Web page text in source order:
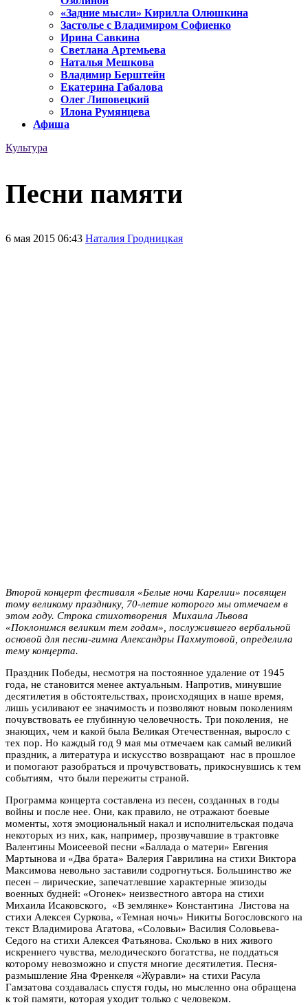
«Задние мысли» Кирилла Олюшкина
Застолье с Владимиром Софиенко
Ирина Савкина
Светлана Артемьева
Наталья Мешкова
Владимир Берштейн
Екатерина Габалова
Олег Липовецкий
Илона Румянцева
Афиша
Культура
Песни памяти
6 мая 2015 06:43 Наталия Гродницкая
Второй концерт фестиваля «Белые ночи Карелии» посвящен
тому великому празднику, 70-летие которого мы отмечаем в
этом году. Строка стихотворения Михаила Львова
«Поклонимся великим тем годам», послужившего вербальной
основой для песни-гимна Александры Пахмутовой, определила
тему концерта.
Праздник Победы, несмотря на постоянное удаление от 1945
года, не становится менее актуальным. Напротив, минувшие
десятилетия в обстоятельствах, происходящих в наше время,
лишь усиливают ее значимость и позволяют новым поколениям
почувствовать ее глубинную человечность. Три поколения, не
знающих, чем и какой была Великая Отечественная, выросло с
тех пор. Но каждый год 9 мая мы отмечаем как самый великий
праздник, а литература и искусство возвращают нас в прошлое
и помогают разобраться и прочувствовать, прикоснувшись к тем
событиям, что были пережиты страной.
Программа концерта составлена из песен, созданных в годы
войны и после нее. Они, как правило, не отражают боевые
моменты, хотя эмоциональный накал и исполнительская подача
некоторых из них, как, например, прозвучавшие в трактовке
Валентины Моисеевой песни «Баллада о матери» Евгения
Мартынова и «Два брата» Валерия Гаврилина на стихи Виктора
Максимова невольно заставили содрогнуться. Большинство же
песен – лирические, запечатлевшие характерные эпизоды
военных будней: «Огонек» неизвестного автора на стихи
Михаила Исаковского, «В землянке» Константина Листова на
стихи Алексея Суркова, «Темная ночь» Никиты Богословского на
текст Владимирова Агатова, «Соловьи» Василия Соловьева-
Седого на стихи Алексея Фатьянова. Сколько в них живого
искреннего чувства, мелодического богатства, не поддаться
которому невозможно и спустя многие десятилетия. Песня-
размышление Яна Френкеля «Журавли» на стихи Расула
Гамзатова создавалась спустя годы, но мысленно она обращена
к той памяти, которая уходит только с человеком.